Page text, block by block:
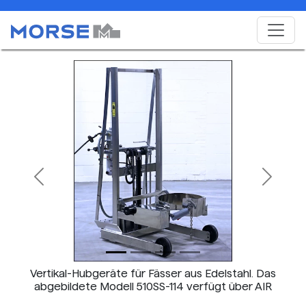
Vertikal-Hubgeräte für Fässer aus Edelstahl. Das
abgebildete Modell 510SS-114 verfügt über AIR
Previous Next